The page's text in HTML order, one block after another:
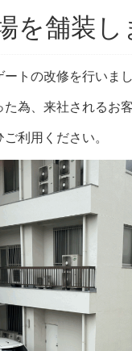
を舗装し
トの改修を行いまし
為、来社されるお
利用ください。